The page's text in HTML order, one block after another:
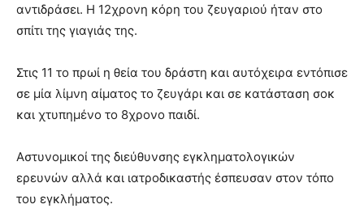
αντιδράσει. Η 12χρονη κόρη του ζευγαριού ήταν στο
σπίτι της γιαγιάς της.
Στις 11 το πρωί η θεία του δράστη και αυτόχειρα εντόπισε
σε μία λίμνη αίματος το ζευγάρι και σε κατάσταση σοκ
και χτυπημένο το 8χρονο παιδί.
Αστυνομικοί της διεύθυνσης εγκληματολογικών
ερευνών αλλά και ιατροδικαστής έσπευσαν στον τόπο
του εγκλήματος.